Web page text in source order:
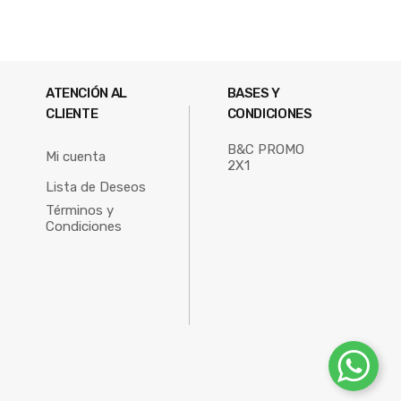
ATENCIÓN AL
CLIENTE
Mi cuenta
Lista de Deseos
Términos y
Condiciones
BASES Y
CONDICIONES
B&C PROMO
2X1